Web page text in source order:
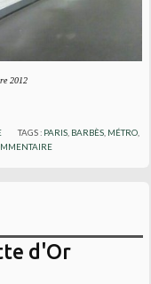
2012
TAGS : PARIS BARBÈS MÉTRO
d'Or